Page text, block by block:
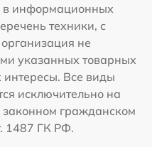
в информационных
техники, с
не
указанных товарных
интересы. Все виды
исключительно на
законном гражданском
1487 ГК РФ.